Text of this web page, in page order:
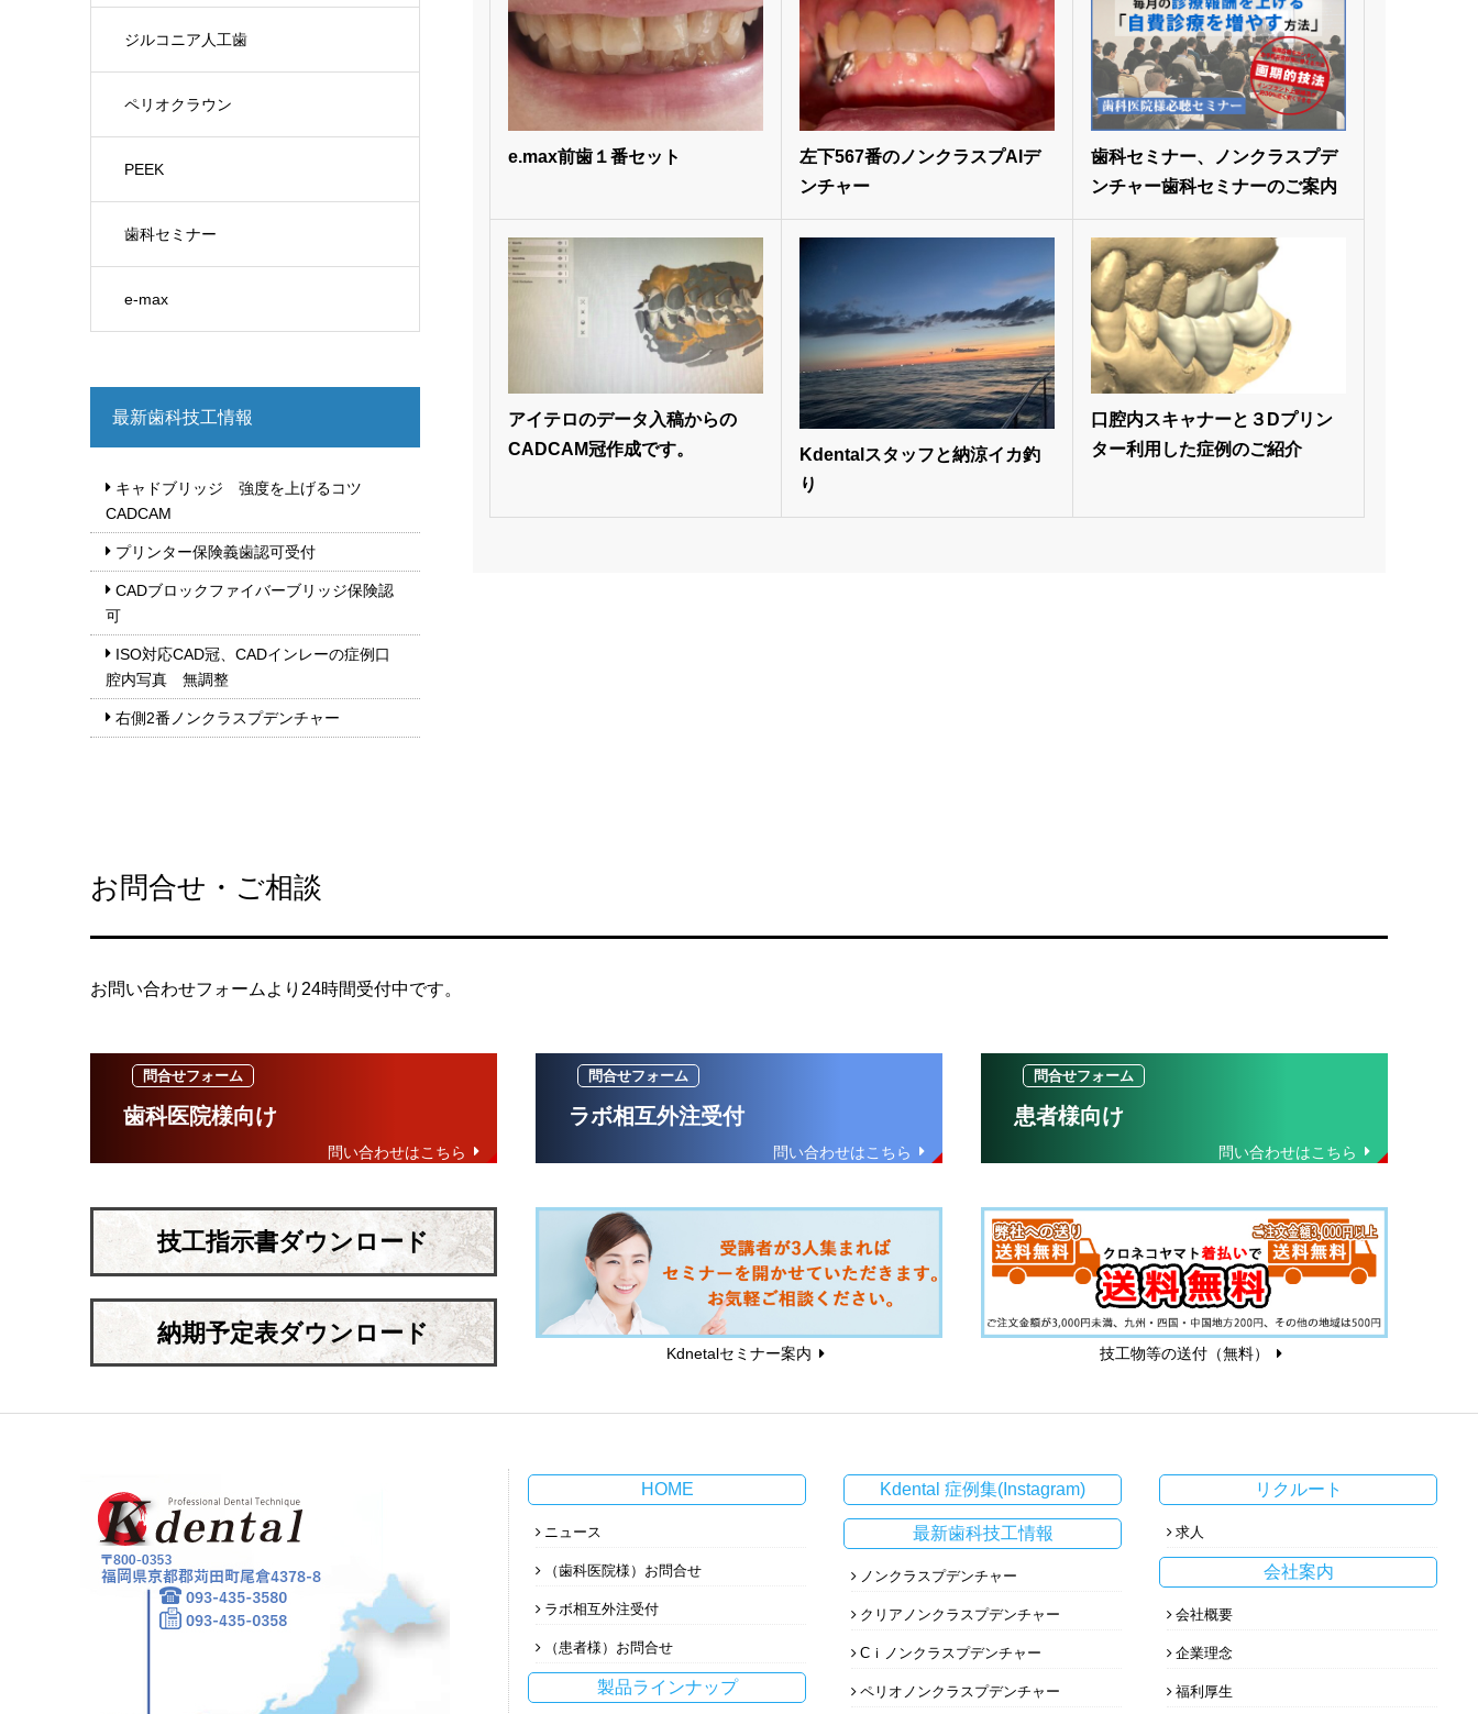
ジルコニア人工歯
ペリオクラウン
PEEK
歯科セミナー
e-max
e.max前歯１番セット
左下567番のノンクラスプAIデ
ンチャー
歯科セミナー、ノンクラスプデ
ンチャー歯科セミナーのご案内
アイテロのデータ入稿からの
CADCAM冠作成です。
Kdentalスタッフと納涼イカ釣
り
口腔内スキャナーと３Dプリン
ター利用した症例のご紹介
最新歯科技工情報
キャドブリッジ 強度を上げるコツ
CADCAM
プリンター保険義歯認可受付
CADブロックファイバーブリッジ保険認
可
ISO対応CAD冠、CADインレーの症例口
腔内写真 無調整
右側2番ノンクラスプデンチャー
お問合せ・ご相談
お問い合わせフォームより24時間受付中です。
歯科医院様向け ラボ相互外注受付 患者様向け
技工指示書ダウンロード
納期予定表ダウンロード
Kdnetalセミナー案内 技工物等の送付（無料）
HOME
ニュース
（歯科医院様）お問合せ
ラボ相互外注受付
（患者様）お問合せ
製品ラインナップ
Kdental 症例集(Instagram)
最新歯科技工情報
ノンクラスプデンチャー
クリアノンクラスプデンチャー
Cｉノンクラスプデンチャー
ペリオノンクラスプデンチャー
リクルート
求人
会社案内
会社概要
企業理念
福利厚生